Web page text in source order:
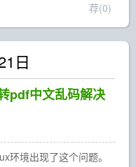
荐(0)
日
pdf中文乱码解决
环境出现了这个问题。